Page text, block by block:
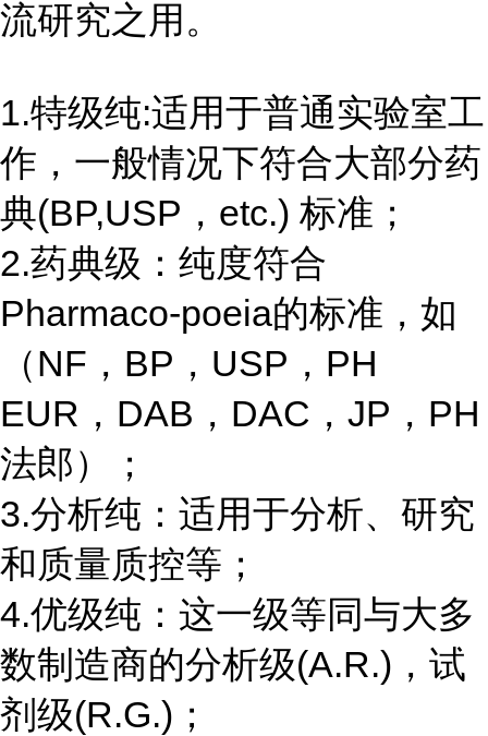
流研究之用。
1.特级纯:适用于普通实验室工
作，一般情况下符合大部分药
典(BP,USP，etc.) 标准；
2.药典级：纯度符合
Pharmaco-poeia的标准，如
（NF，BP，USP，PH
EUR，DAB，DAC，JP，PH
法郎）；
3.分析纯：适用于分析、研究
和质量质控等；
4.优级纯：这一级等同与大多
数制造商的分析级(A.R.)，试
剂级(R.G.)；